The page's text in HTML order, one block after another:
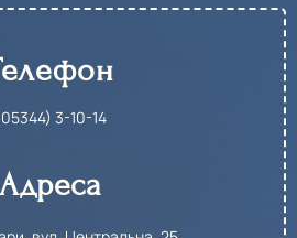
3-10-14​
Адреса